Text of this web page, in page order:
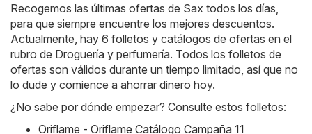
Recogemos las últimas ofertas de Sax todos los días,
para que siempre encuentre los mejores descuentos.
Actualmente, hay 6 folletos y catálogos de ofertas en el
rubro de Droguería y perfumería. Todos los folletos de
ofertas son válidos durante un tiempo limitado, así que no
lo dude y comience a ahorrar dinero hoy.
¿No sabe por dónde empezar? Consulte estos folletos:
Oriflame - Oriflame Catálogo Campaña 11